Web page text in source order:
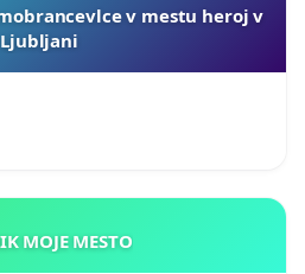
v mestu heroj v
Ljubljani
KAMNIK MOJE MESTO